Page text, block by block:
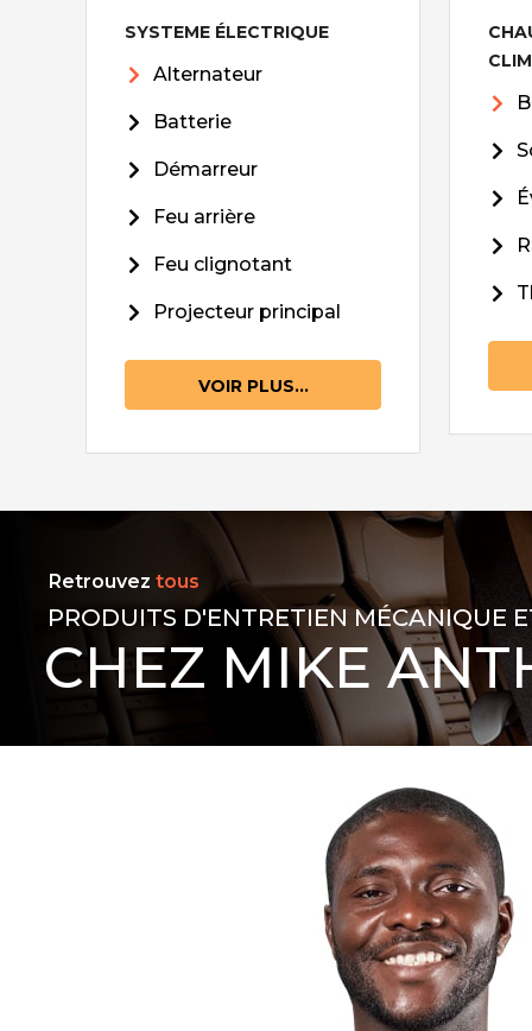
SYSTEME ÉLECTRIQUE
Alternateur
Batterie
Démarreur
Feu arrière
Feu clignotant
Projecteur principal
VOIR PLUS...
Retrouvez tous
PRODUITS D'ENTRETIEN MÉCANIQUE
CHEZ MIKE